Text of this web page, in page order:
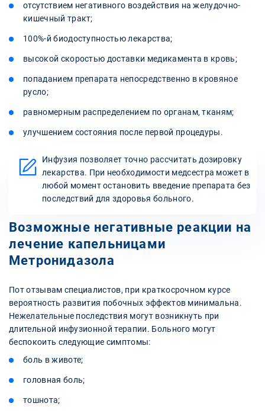
отсутствием негативного воздействия на желудочно-
кишечный тракт;
100%-й биодоступностью лекарства;
высокой скоростью доставки медикамента в кровь;
попаданием препарата непосредственно в кровяное
русло;
равномерным распределением по органам, тканям;
улучшением состояния после первой процедуры.
Инфузия позволяет точно рассчитать дозировку
лекарства. При необходимости медсестра может в
любой момент остановить введение препарата без
последствий для здоровья больного.
Возможные негативные реакции на
лечение капельницами
Метронидазола
Пот отзывам специалистов, при краткосрочном курсе
вероятность развития побочных эффектов минимальна.
Нежелательные последствия могут возникнуть при
длительной инфузионной терапии. Больного могут
беспокоить следующие симптомы:
боль в животе;
головная боль;
тошнота;